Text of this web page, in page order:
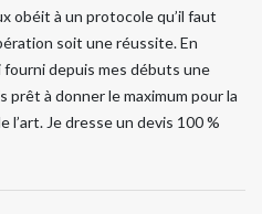
obéit à un protocole qu’il faut
soit une réussite. En
fourni depuis mes débuts une
prêt à donner le maximum pour la
l’art. Je dresse un devis 100 %